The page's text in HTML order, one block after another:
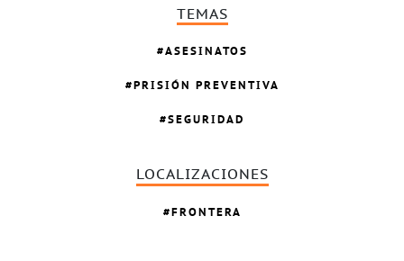
TEMAS
ASESINATOS
PRISIÓN PREVENTIVA
SEGURIDAD
LOCALIZACIONES
FRONTERA